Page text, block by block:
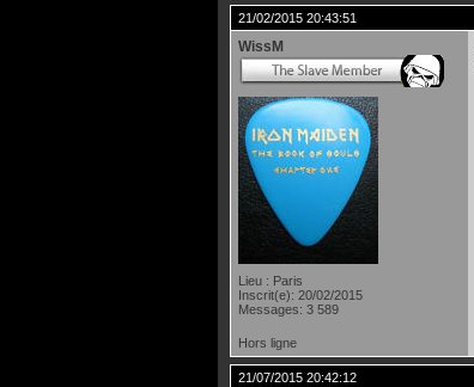
21/02/2015 20:43:51
WissM
Lieu : Paris
Inscrit(e): 20/02/2015
Messages: 3 589
Hors ligne
21/07/2015 20:42:12